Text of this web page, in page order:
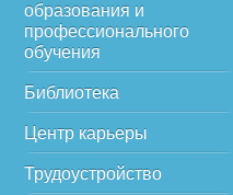
образования и
профессионального
обучения
Библиотека
Центр карьеры
Трудоустройство